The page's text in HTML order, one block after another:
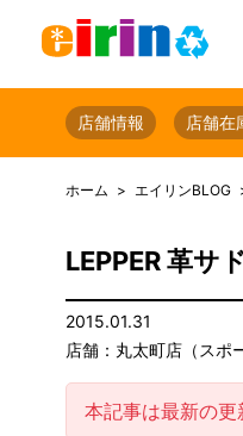
店舗情報 店舗在
ホーム エイリンBLOG
LEPPER 革サ
2015.01.31
店舗：丸太町店（スポ
本記事は最新の更